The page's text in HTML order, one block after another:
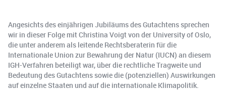
Angesichts des einjährigen Jubiläums des Gutachtens sprechen
wir in dieser Folge mit Christina Voigt von der University of Oslo,
die unter anderem als leitende Rechtsberaterin für die
Internationale Union zur Bewahrung der Natur (IUCN) an diesem
IGH-Verfahren beteiligt war, über die rechtliche Tragweite und
Bedeutung des Gutachtens sowie die (potenziellen) Auswirkungen
auf einzelne Staaten und auf die internationale Klimapolitik.